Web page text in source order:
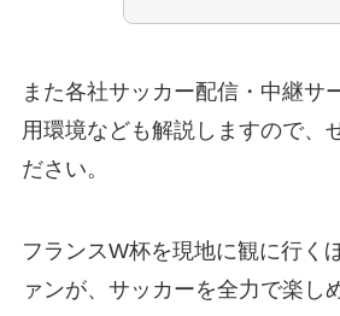
また各社サッカー配信・中継サ
用環境なども解説しますので、
ださい。
フランスW杯を現地に観に行く
ァンが、サッカーを全力で楽し